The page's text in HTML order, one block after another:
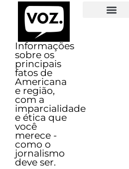
Informações
sobre os
principais
fatos de
Americana
e região,
com a
imparcialidade
e ética que
você
merece -
como o
jornalismo
deve ser.